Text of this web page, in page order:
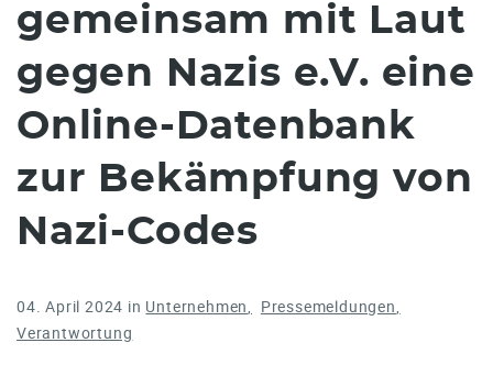
gemeinsam mit Laut
gegen Nazis e.V. eine
Online-Datenbank
zur Bekämpfung von
Nazi-Codes
04. April 2024 in Unternehmen
Pressemeldungen
Verantwortung